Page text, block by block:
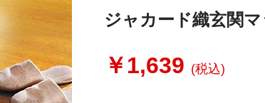
ジャカード織玄関マ
￥1,639 (税込)